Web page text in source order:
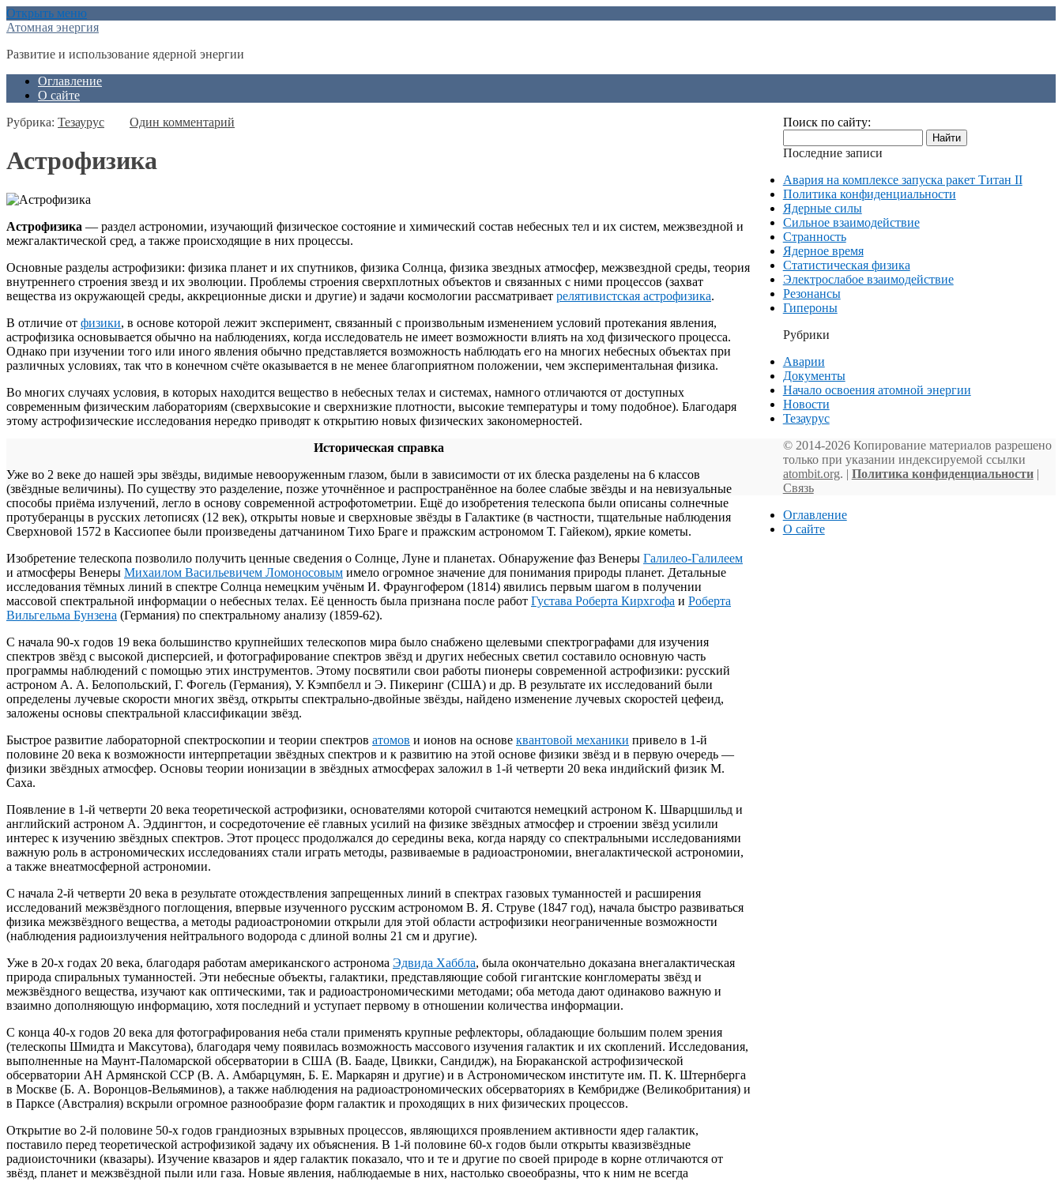
Открыть меню
Атомная энергия
Развитие и использование ядерной энергии
Оглавление
О сайте
Рубрика: Тезаурус Один комментарий
Астрофизика
Астрофизика — раздел астрономии, изучающий физическое состояние и химический состав небесных тел и их систем, межзвездной и
межгалактической сред, а также происходящие в них процессы.
Основные разделы астрофизики: физика планет и их спутников, физика Солнца, физика звездных атмосфер, межзвездной среды, теория
внутреннего строения звезд и их эволюции. Проблемы строения сверхплотных объектов и связанных с ними процессов (захват
вещества из окружающей среды, аккреционные диски и другие) и задачи космологии рассматривает релятивистская астрофизика.
В отличие от физики, в основе которой лежит эксперимент, связанный с произвольным изменением условий протекания явления,
астрофизика основывается обычно на наблюдениях, когда исследователь не имеет возможности влиять на ход физического процесса.
Однако при изучении того или иного явления обычно представляется возможность наблюдать его на многих небесных объектах при
различных условиях, так что в конечном счёте оказывается в не менее благоприятном положении, чем экспериментальная физика.
Во многих случаях условия, в которых находится вещество в небесных телах и системах, намного отличаются от доступных
современным физическим лабораториям (сверхвысокие и сверхнизкие плотности, высокие температуры и тому подобное). Благодаря
этому астрофизические исследования нередко приводят к открытию новых физических закономерностей.
Историческая справка
Уже во 2 веке до нашей эры звёзды, видимые невооруженным глазом, были в зависимости от их блеска разделены на 6 классов
(звёздные величины). По существу это разделение, позже уточнённое и распространённое на более слабые звёзды и на невизуальные
способы приёма излучений, легло в основу современной астрофотометрии. Ещё до изобретения телескопа были описаны солнечные
протуберанцы в русских летописях (12 век), открыты новые и сверхновые звёзды в Галактике (в частности, тщательные наблюдения
Сверхновой 1572 в Кассиопее были произведены датчанином Тихо Браге и пражским астрономом Т. Гайеком), яркие кометы.
Изобретение телескопа позволило получить ценные сведения о Солнце, Луне и планетах. Обнаружение фаз Венеры Галилео-Галилеем
и атмосферы Венеры Михаилом Васильевичем Ломоносовым имело огромное значение для понимания природы планет. Детальные
исследования тёмных линий в спектре Солнца немецким учёным И. Фраунгофером (1814) явились первым шагом в получении
массовой спектральной информации о небесных телах. Её ценность была признана после работ Густава Роберта Кирхгофа и Роберта
Вильгельма Бунзена (Германия) по спектральному анализу (1859-62).
С начала 90-х годов 19 века большинство крупнейших телескопов мира было снабжено щелевыми спектрографами для изучения
спектров звёзд с высокой дисперсией, и фотографирование спектров звёзд и других небесных светил составило основную часть
программы наблюдений с помощью этих инструментов. Этому посвятили свои работы пионеры современной астрофизики: русский
астроном А. А. Белопольский, Г. Фогель (Германия), У. Кэмпбелл и Э. Пикеринг (США) и др. В результате их исследований были
определены лучевые скорости многих звёзд, открыты спектрально-двойные звёзды, найдено изменение лучевых скоростей цефеид,
заложены основы спектральной классификации звёзд.
Быстрое развитие лабораторной спектроскопии и теории спектров атомов и ионов на основе квантовой механики привело в 1-й
половине 20 века к возможности интерпретации звёздных спектров и к развитию на этой основе физики звёзд и в первую очередь —
физики звёздных атмосфер. Основы теории ионизации в звёздных атмосферах заложил в 1-й четверти 20 века индийский физик М.
Саха.
Появление в 1-й четверти 20 века теоретической астрофизики, основателями которой считаются немецкий астроном К. Шварцшильд и
английский астроном А. Эддингтон, и сосредоточение её главных усилий на физике звёздных атмосфер и строении звёзд усилили
интерес к изучению звёздных спектров. Этот процесс продолжался до середины века, когда наряду со спектральными исследованиями
важную роль в астрономических исследованиях стали играть методы, развиваемые в радиоастрономии, внегалактической астрономии,
а также внеатмосферной астрономии.
С начала 2-й четверти 20 века в результате отождествления запрещенных линий в спектрах газовых туманностей и расширения
исследований межзвёздного поглощения, впервые изученного русским астрономом В. Я. Струве (1847 год), начала быстро развиваться
физика межзвёздного вещества, а методы радиоастрономии открыли для этой области астрофизики неограниченные возможности
(наблюдения радиоизлучения нейтрального водорода с длиной волны 21 см и другие).
Уже в 20-х годах 20 века, благодаря работам американского астронома Эдвида Хаббла, была окончательно доказана внегалактическая
природа спиральных туманностей. Эти небесные объекты, галактики, представляющие собой гигантские конгломераты звёзд и
межзвёздного вещества, изучают как оптическими, так и радиоастрономическими методами; оба метода дают одинаково важную и
взаимно дополняющую информацию, хотя последний и уступает первому в отношении количества информации.
С конца 40-х годов 20 века для фотографирования неба стали применять крупные рефлекторы, обладающие большим полем зрения
(телескопы Шмидта и Максутова), благодаря чему появилась возможность массового изучения галактик и их скоплений. Исследования,
выполненные на Маунт-Паломарской обсерватории в США (В. Бааде, Цвикки, Сандидж), на Бюраканской астрофизической
обсерватории АН Армянской ССР (В. А. Амбарцумян, Б. Е. Маркарян и другие) и в Астрономическом институте им. П. К. Штернберга
в Москве (Б. А. Воронцов-Вельяминов), а также наблюдения на радиоастрономических обсерваториях в Кембридже (Великобритания) и
в Парксе (Австралия) вскрыли огромное разнообразие форм галактик и проходящих в них физических процессов.
Открытие во 2-й половине 50-х годов грандиозных взрывных процессов, являющихся проявлением активности ядер галактик,
поставило перед теоретической астрофизикой задачу их объяснения. В 1-й половине 60-х годов были открыты квазизвёздные
радиоисточники (квазары). Изучение квазаров и ядер галактик показало, что и те и другие по своей природе в корне отличаются от
звёзд, планет и межзвёздной пыли или газа. Новые явления, наблюдаемые в них, настолько своеобразны, что к ним не всегда
Поиск по сайту:
Последние записи
Авария на комплексе запуска ракет Титан II
Политика конфиденциальности
Ядерные силы
Сильное взаимодействие
Странность
Ядерное время
Статистическая физика
Электрослабое взаимодействие
Резонансы
Гипероны
Рубрики
Аварии
Документы
Начало освоения атомной энергии
Новости
Тезаурус
© 2014-2026 Копирование материалов разрешено
только при указании индексируемой ссылки
atombit.org. | Политика конфиденциальности|
Связь
Оглавление
О сайте